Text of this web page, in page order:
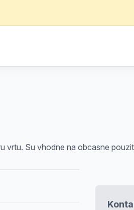
vrtu. Su vhodne na obcasne